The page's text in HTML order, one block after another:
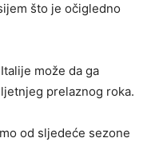
što je očigledno
može da ga
prelaznog roka.
od sljedeće sezone